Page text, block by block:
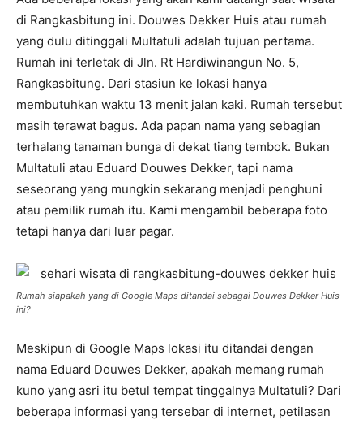
di Rangkasbitung ini. Douwes Dekker Huis atau rumah
yang dulu ditinggali Multatuli adalah tujuan pertama.
Rumah ini terletak di Jln. Rt Hardiwinangun No. 5,
Rangkasbitung. Dari stasiun ke lokasi hanya
membutuhkan waktu 13 menit jalan kaki. Rumah tersebut
masih terawat bagus. Ada papan nama yang sebagian
terhalang tanaman bunga di dekat tiang tembok. Bukan
Multatuli atau Eduard Douwes Dekker, tapi nama
seseorang yang mungkin sekarang menjadi penghuni
atau pemilik rumah itu. Kami mengambil beberapa foto
tetapi hanya dari luar pagar.
Rumah siapakah yang di Google Maps ditandai sebagai Douwes Dekker Huis
ini?
Meskipun di Google Maps lokasi itu ditandai dengan
nama Eduard Douwes Dekker, apakah memang rumah
kuno yang asri itu betul tempat tinggalnya Multatuli? Dari
beberapa informasi yang tersebar di internet, petilasan